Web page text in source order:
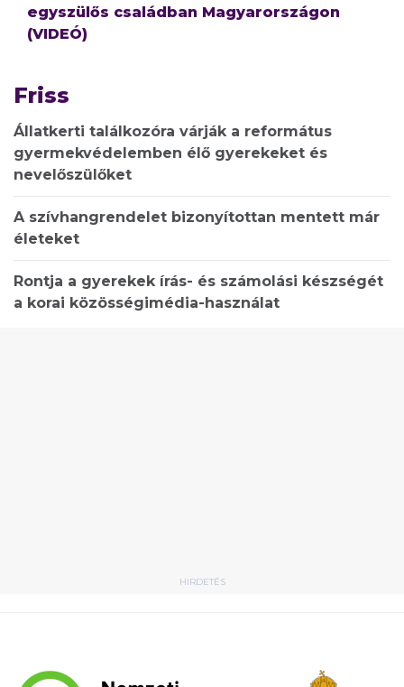
egyszülős családban Magyarországon
(VIDEÓ)
Friss
Állatkerti találkozóra várják a református
gyermekvédelemben élő gyerekeket és
nevelőszülőket
A szívhangrendelet bizonyítottan mentett már
életeket
Rontja a gyerekek írás- és számolási készségét
a korai közösségimédia-használat
HIRDETÉS